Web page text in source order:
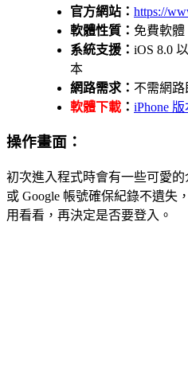
官方網站： https://
軟體性質： 免費軟體
系統支援： iOS 8.0
本
網路需求： 不需網路
軟體下載 ： iPhone 版
操作畫面：
初次進入程式時會有一些可愛
或 Google 帳號確保紀錄不遺失
用看看，再決定是否要登入。